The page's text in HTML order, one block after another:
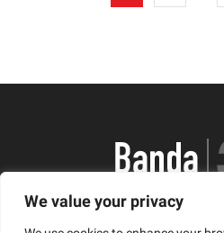
We value your privacy
România, Arad, Calea